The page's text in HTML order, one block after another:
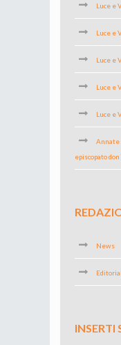
Luce e
Luce e
Luce e
Luce e
Luce e
Annate
episcopato
News
INSERTI